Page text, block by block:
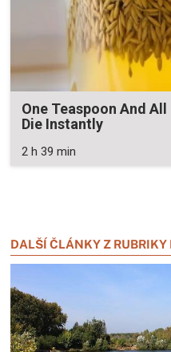
One Teaspoon And
Die Instantly
2 h 39 min
DALŠÍ ČLÁNKY Z